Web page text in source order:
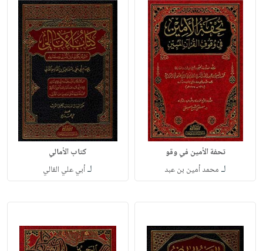
تحفة الأمين في وقو
لـ محمد أمين بن عبد
كتاب الأمالي
لـأبي علي القالي